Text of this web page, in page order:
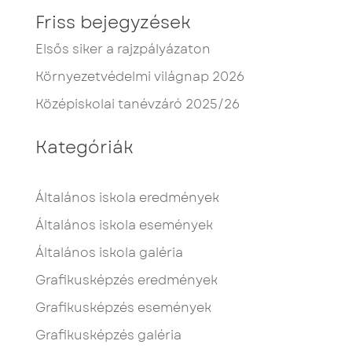
Friss bejegyzések
Elsős siker a rajzpályázaton
Környezetvédelmi világnap 2026
Középiskolai tanévzáró 2025/26
Kategóriák
Általános iskola eredmények
Általános iskola események
Általános iskola galéria
Grafikusképzés eredmények
Grafikusképzés események
Grafikusképzés galéria